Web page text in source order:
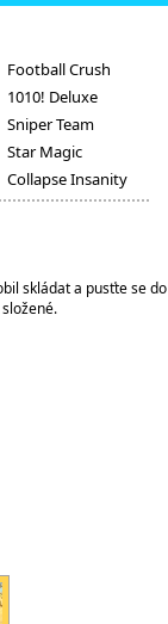
Football Crush
1010! Deluxe
Sniper Team
Star Magic
Collapse Insanity
skládat a pusťte se do